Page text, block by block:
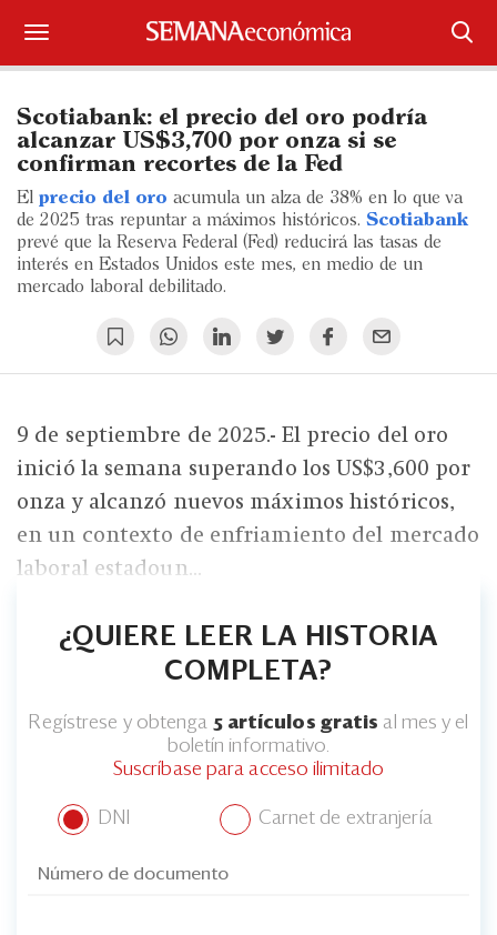
Iniciar sesión
Portada
¿Qué está pasando?
Sectores y Empresas
Management
Legal y Política
Eventos
Edición Impresa
Scotiabank: el precio del oro podría
alcanzar US$3,700 por onza si se
confirman recortes de la Fed
El precio del oro acumula un alza de 38% en lo que va
de 2025 tras repuntar a máximos históricos. Scotiabank
prevé que la Reserva Federal (Fed) reducirá las tasas de
interés en Estados Unidos este mes, en medio de un
mercado laboral debilitado.
9 de septiembre de 2025.- El precio del oro
inició la semana superando los US$3,600 por
onza y alcanzó nuevos máximos históricos,
en un contexto de enfriamiento del mercado
laboral estadoun...
¿QUIERE LEER LA HISTORIA
COMPLETA?
Regístrese y obtenga 5 artículos gratis al mes y el
boletín informativo.
Suscríbase para acceso ilimitado
DNI Carnet de extranjería